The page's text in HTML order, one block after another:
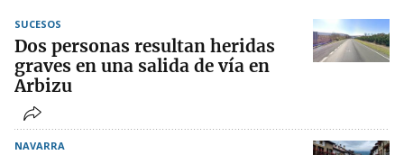
SUCESOS
Dos personas resultan heridas
graves en una salida de vía en
Arbizu
NAVARRA